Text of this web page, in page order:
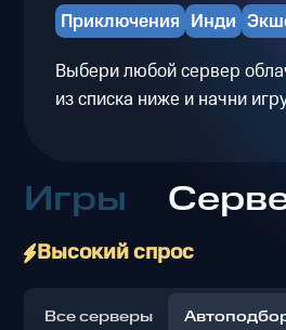
Приключения Инди
Выбери любой сервер
из списка ниже и начни
Игры
Высокий спрос
Все серверы